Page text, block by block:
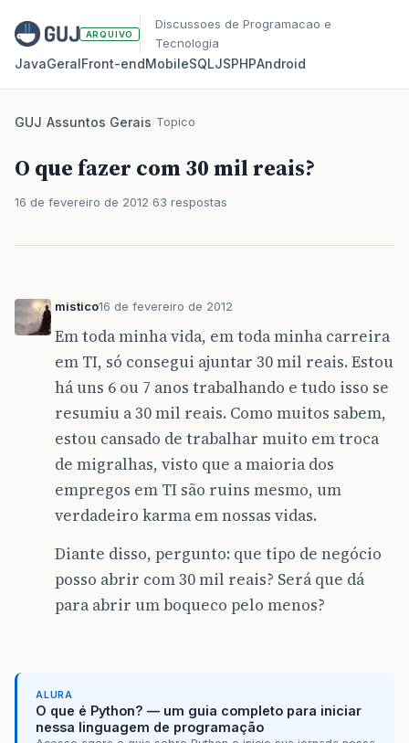
ARQUIVO
Discussoes de Programacao e
Tecnologia
JavaGeralFront‑endMobileSQLJSPHPAndroid
GUJ/Assuntos Gerais/Topico
O que fazer com 30 mil reais?
16 de fevereiro de 2012 63 respostas
mistico16 de fevereiro de 2012
Em toda minha vida, em toda minha carreira
em TI, só consegui ajuntar 30 mil reais. Estou
há uns 6 ou 7 anos trabalhando e tudo isso se
resumiu a 30 mil reais. Como muitos sabem,
estou cansado de trabalhar muito em troca
de migralhas, visto que a maioria dos
empregos em TI são ruins mesmo, um
verdadeiro karma em nossas vidas.
Diante disso, pergunto: que tipo de negócio
posso abrir com 30 mil reais? Será que dá
para abrir um boqueco pelo menos?
ALURA
O que é Python? — um guia completo para iniciar
nessa linguagem de programação